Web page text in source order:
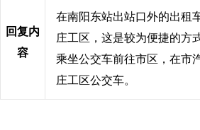
回复内
容
在南阳东站出站口外的出租
庄工区，这是较为便捷的方
乘坐公交车前往市区，在市
庄工区公交车。